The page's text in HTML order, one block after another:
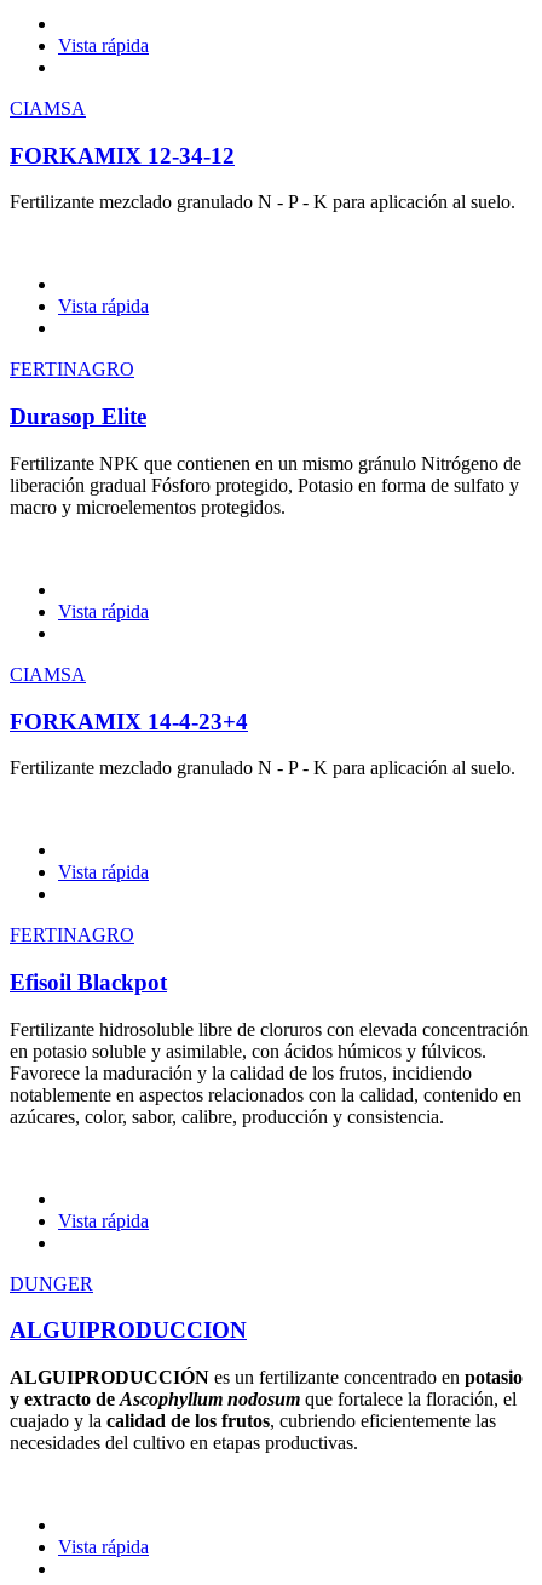
Vista rápida
CIAMSA
FORKAMIX 12-34-12
Fertilizante mezclado granulado N - P - K para aplicación al suelo.
Vista rápida
FERTINAGRO
Durasop Elite
Fertilizante NPK que contienen en un mismo gránulo Nitrógeno de
liberación gradual Fósforo protegido, Potasio en forma de sulfato y
macro y microelementos protegidos.
Vista rápida
CIAMSA
FORKAMIX 14-4-23+4
Fertilizante mezclado granulado N - P - K para aplicación al suelo.
Vista rápida
FERTINAGRO
Efisoil Blackpot
Fertilizante hidrosoluble libre de cloruros con elevada concentración
en potasio soluble y asimilable, con ácidos húmicos y fúlvicos.
Favorece la maduración y la calidad de los frutos, incidiendo
notablemente en aspectos relacionados con la calidad, contenido en
azúcares, color, sabor, calibre, producción y consistencia.
Vista rápida
DUNGER
ALGUIPRODUCCION
ALGUIPRODUCCIÓN es un fertilizante concentrado en potasio
y extracto de Ascophyllum nodosum que fortalece la floración, el
cuajado y la calidad de los frutos, cubriendo eficientemente las
necesidades del cultivo en etapas productivas.
Vista rápida